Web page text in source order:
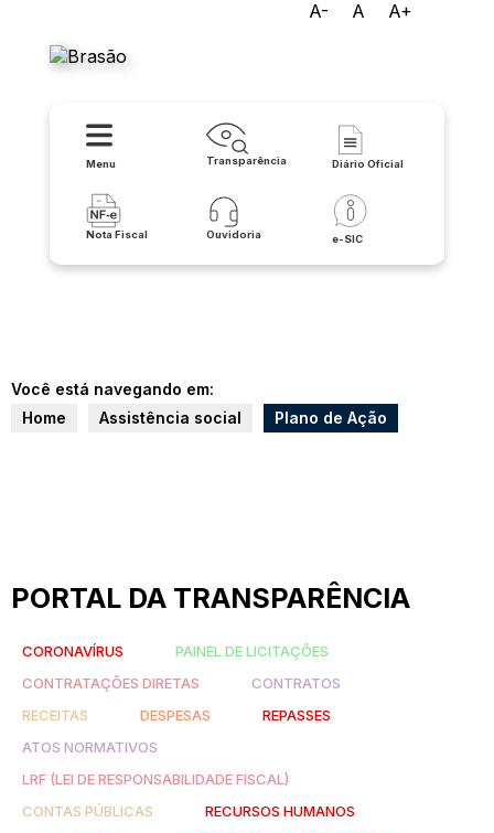
A- A A+
Menu Transparência Diário Oficial
Nota Fiscal Ouvidoria e-SIC
Você está navegando em:
Home
Assistência social Plano de Ação
PORTAL DA TRANSPARÊNCIA
CORONAVÍRUS
PAINEL DE LICITAÇÕES
CONTRATAÇÕES DIRETAS
CONTRATOS
RECEITAS
DESPESAS
REPASSES
ATOS NORMATIVOS
LRF (LEI DE RESPONSABILIDADE FISCAL)
CONTAS PÚBLICAS
RECURSOS HUMANOS